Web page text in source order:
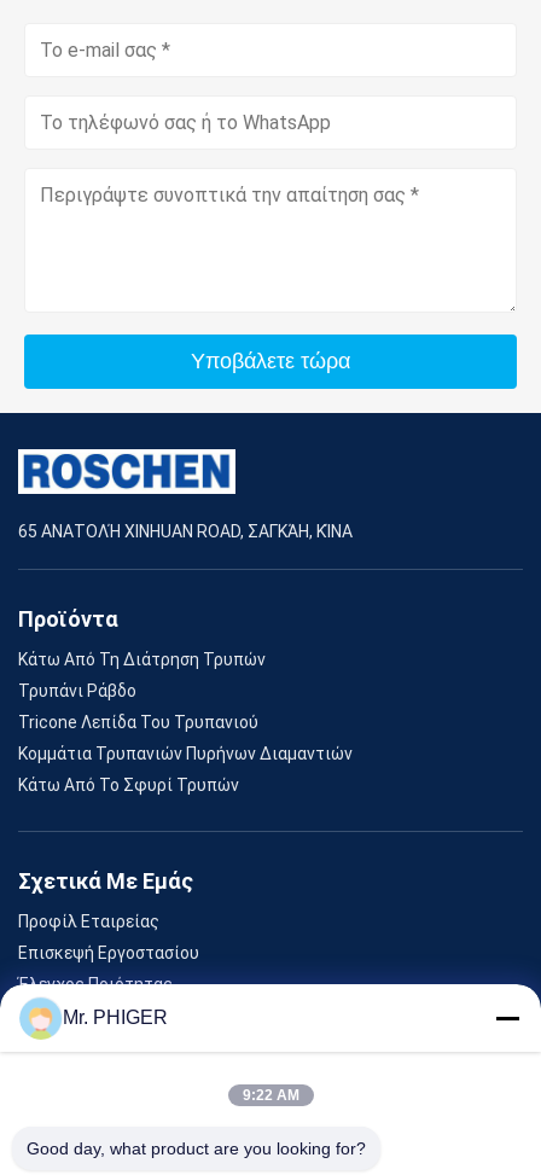
Υποβάλετε τώρα
65 ΑΝΑΤΟΛΉ XINHUAN ROAD, ΣΑΓΚΆΗ, ΚΊΝΑ
Προϊόντα
Κάτω Από Τη Διάτρηση Τρυπών
Τρυπάνι Ράβδο
Tricone Λεπίδα Του Τρυπανιού
Κομμάτια Τρυπανιών Πυρήνων Διαμαντιών
Κάτω Από Το Σφυρί Τρυπών
Σχετικά Με Εμάς
Προφίλ Εταιρείας
Επισκεψή Εργοστασίου
Έλεγχος Ποιότητας
Sitemap
Εκδηλώσεις
Mr. PHIGER
9:22 AM
Good day, what product are you looking for?